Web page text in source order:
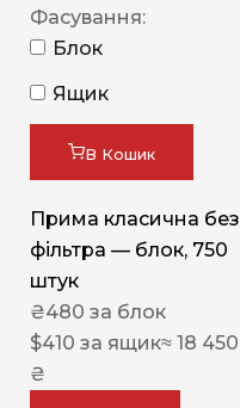
Фасування:
Блок
Ящик
В Кошик
Прима класична без
фільтра — блок, 750
штук
₴480 за блок
$410 за ящик≈ 18 450
₴